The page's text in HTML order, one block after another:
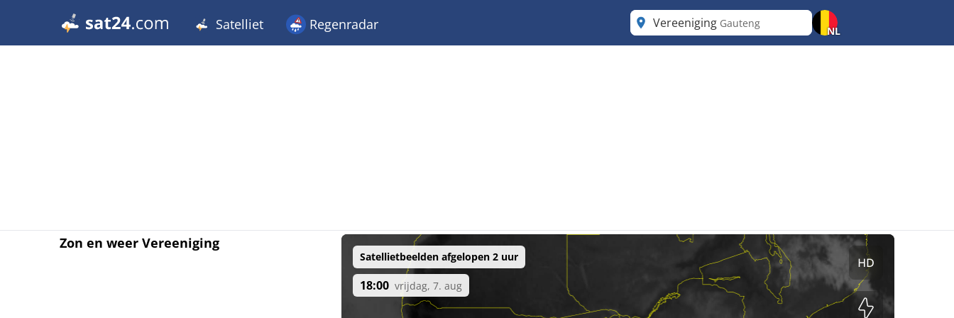
Satelliet Regenradar Vereeniging Gauteng
NL
Zon en weer Vereeniging
Satellietbeelden afgelopen 2 uur
18:00 vrijdag, 7. aug